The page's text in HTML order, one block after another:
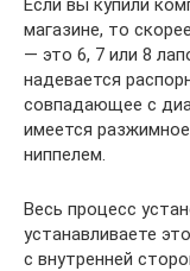
магазине, то
— это 6, 7 или 8
надевается
совпадающее с
имеется
ниппелем.
Весь процесс
устанавливаете
с внутренней